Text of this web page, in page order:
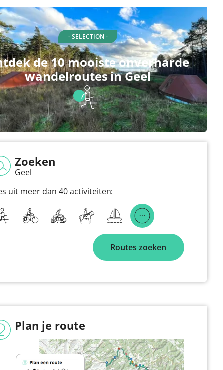
- SELECTION -
de 10 mooiste onverharde
wandelroutes in Geel
Zoeken
Geel
uit meer dan 40 activiteiten:
Routes zoeken
Plan je route